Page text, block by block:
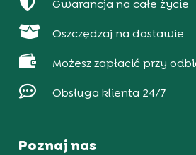
Gwarancja na całe życie
 Oszczędzaj na dostawie
 Możesz zapłacić przy
 Obsługa klienta 24/7
Poznaj nas